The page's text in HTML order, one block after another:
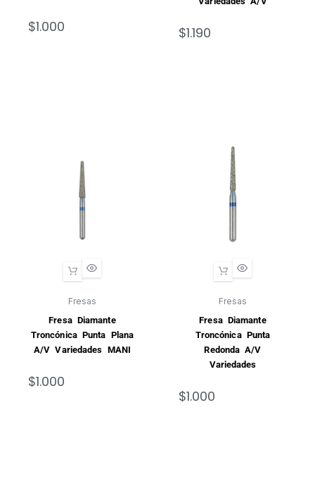
$1.000 $1.190
Fresas
Fresa Diamante
Troncónica Punta Plana
A/V Variedades MANI
$1.000
Fresas
Fresa Diamante
Troncónica Punta
Redonda A/V
Variedades
$1.000